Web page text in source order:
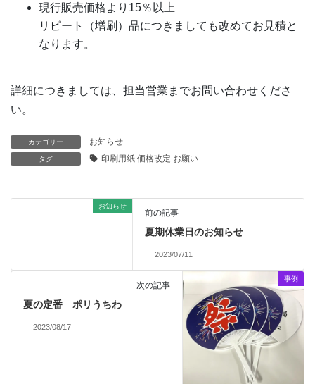
現行販売価格より15％以上
リピート（増刷）品につきましても改めてお見積と
なります。
詳細につきましては、担当営業までお問い合わせくださ
い。
カテゴリー お知らせ
タグ 印刷用紙 価格改定 お願い
お知らせ
前の記事
夏期休業日のお知らせ
2023/07/11
事例
次の記事
夏の定番 ポリうちわ
2023/08/17